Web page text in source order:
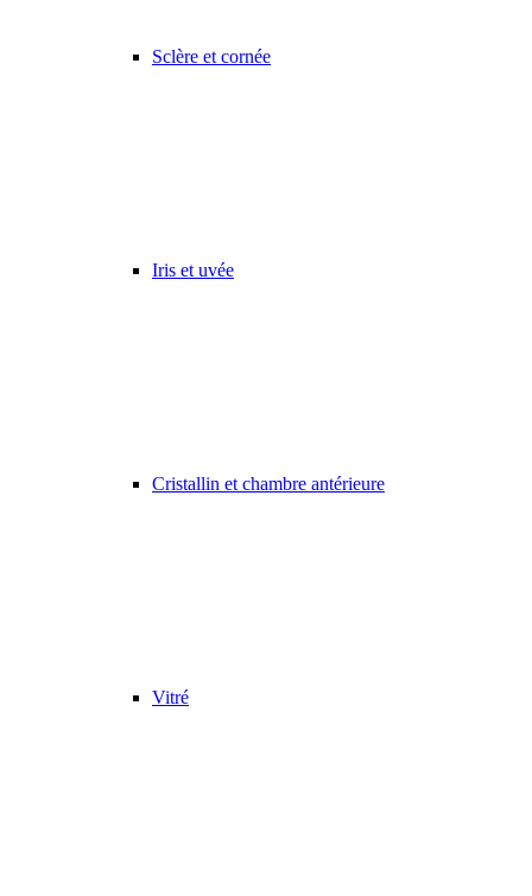
Sclère et cornée
Iris et uvée
Cristallin et chambre antérieure
Vitré